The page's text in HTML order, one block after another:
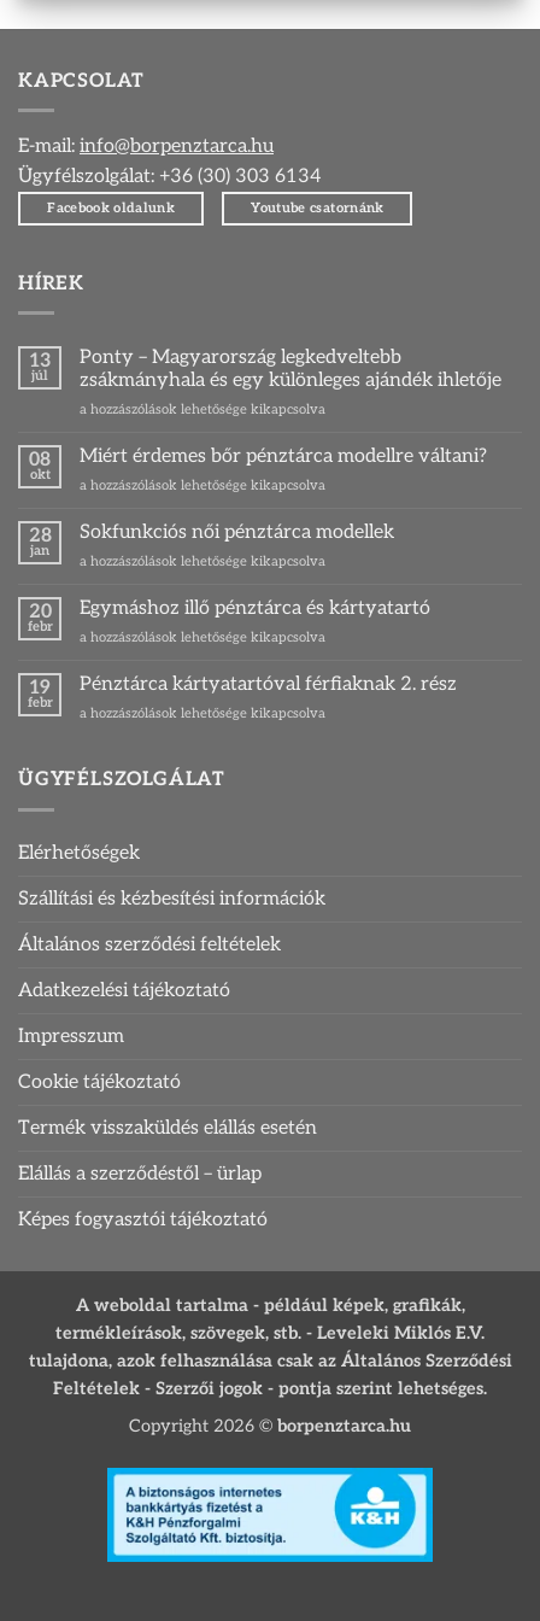
780 Ft. 024 Ft.
780 Ft. 024
KAPCSOLAT
E-mail: info@borpenztarca.hu
Ügyfélszolgálat: +36 (30) 303 6134
Facebook oldalunk Youtube csatornánk
HÍREK
13
júl
Ponty – Magyarország legkedveltebb
zsákmányhala és egy különleges ajándék ihletője
Ponty
Magyarország
zsákmányhala
egy
különleges
bejegyzéshez
a hozzászólások lehetősége kikapcsolva
08
okt
Miért érdemes bőr pénztárca modellre váltani?
Miért
bőr
modellre
bejegyzéshez
a hozzászólások lehetősége kikapcsolva
28
jan
Sokfunkciós női pénztárca modellek
Sokfunkciós
pénztárca
modellek
bejegyzéshez
a hozzászólások lehetősége kikapcsolva
20
febr
Egymáshoz illő pénztárca és kártyatartó
Egymáshoz
pénztárca
kártyatartó
a hozzászólások lehetősége kikapcsolva
19
febr
Pénztárca kártyatartóval férfiaknak 2. rész
Pénztárca
2.
a hozzászólások lehetősége kikapcsolva
ÜGYFÉLSZOLGÁLAT
Elérhetőségek
Szállítási és kézbesítési információk
Általános szerződési feltételek
Adatkezelési tájékoztató
Impresszum
Cookie tájékoztató
Termék visszaküldés elállás esetén
Elállás a szerződéstől – ürlap
Képes fogyasztói tájékoztató
A weboldal tartalma - például képek, grafikák,
termékleírások, szövegek, stb. - Leveleki Miklós E.V.
tulajdona, azok felhasználása csak az Általános Szerződési
Feltételek - Szerzői jogok - pontja szerint lehetséges.
Copyright 2026 © borpenztarca.hu